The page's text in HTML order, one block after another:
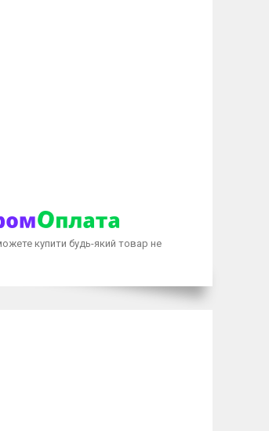
купити будь-який товар не